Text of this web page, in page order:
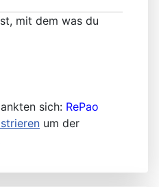
mit dem was du
sich: RePao
um der